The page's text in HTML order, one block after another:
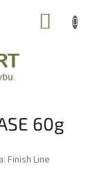
60g
Finish Line